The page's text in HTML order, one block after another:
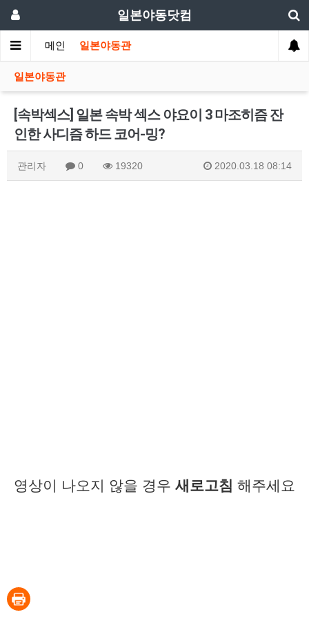
일본야동닷컴
메인 일본야동관
일본야동관
[속박섹스] 일본 속박 섹스 야요이 3 마조히즘 잔
인한 사디즘 하드 코어-밍?
관리자 0 19320 2020.03.18 08:14
영상이 나오지 않을 경우 새로고침 해주세요